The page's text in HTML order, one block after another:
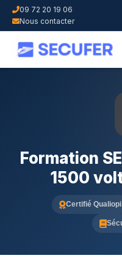
09 72 20 19 06
Nous contacter
Formation
1500
Certifié Qualiopi